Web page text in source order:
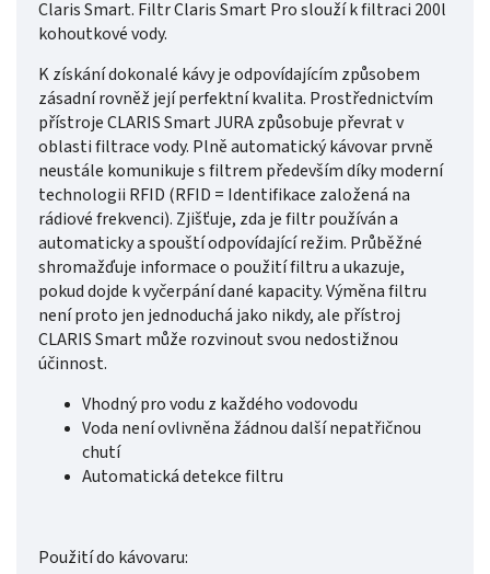
Claris Smart. Filtr Claris Smart Pro slouží k filtraci 200l
kohoutkové vody.
K získání dokonalé kávy je odpovídajícím způsobem
zásadní rovněž její perfektní kvalita. Prostřednictvím
přístroje CLARIS Smart JURA způsobuje převrat v
oblasti filtrace vody. Plně automatický kávovar prvně
neustále komunikuje s filtrem především díky moderní
technologii RFID (RFID = Identifikace založená na
rádiové frekvenci). Zjišťuje, zda je filtr používán a
automaticky a spouští odpovídající režim. Průběžné
shromažďuje informace o použití filtru a ukazuje,
pokud dojde k vyčerpání dané kapacity. Výměna filtru
není proto jen jednoduchá jako nikdy, ale přístroj
CLARIS Smart může rozvinout svou nedostižnou
účinnost.
Vhodný pro vodu z každého vodovodu
Voda není ovlivněna žádnou další nepatřičnou
chutí
Automatická detekce filtru
Použití do kávovaru: